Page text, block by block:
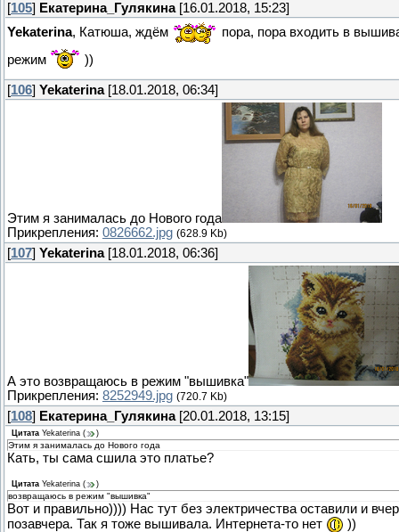
[105] Екатерина_Гулякина[16.01.2018, 15:23]
Yekaterina, Катюша, ждём
пора, пора входить в
режим
))
[106] Yekaterina[18.01.2018, 06:34]
Этим я занималась до Нового года
Прикрепления: 0826662.jpg (628.9 Kb)
[107] Yekaterina[18.01.2018, 06:36]
А это возвращаюсь в режим "вышивка"
Прикрепления: 8252949.jpg (720.7 Kb)
[108] Екатерина_Гулякина[20.01.2018, 13:15]
Цитата Yekaterina ( )
Этим я занималась до Нового года
Кать, ты сама сшила это платье?
Цитата Yekaterina ( )
возвращаюсь в режим "вышивка"
Вот и правильно)))) Нас тут без электричества оставили и
позавчера. Так я тоже вышивала. Интернета-то нет
))